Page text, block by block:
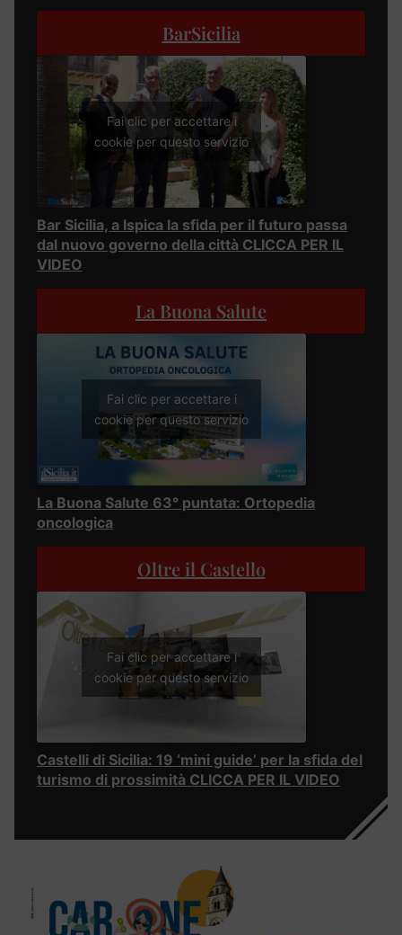
BarSicilia
Fai clic per accettare i
cookie per questo servizio
Bar Sicilia, a Ispica la sfida per il futuro passa
dal nuovo governo della città CLICCA PER IL
VIDEO
La Buona Salute
Fai clic per accettare i
cookie per questo servizio
La Buona Salute 63° puntata: Ortopedia
oncologica
Oltre il Castello
Fai clic per accettare i
cookie per questo servizio
Castelli di Sicilia: 19 ‘mini guide’ per la sfida del
turismo di prossimità CLICCA PER IL VIDEO